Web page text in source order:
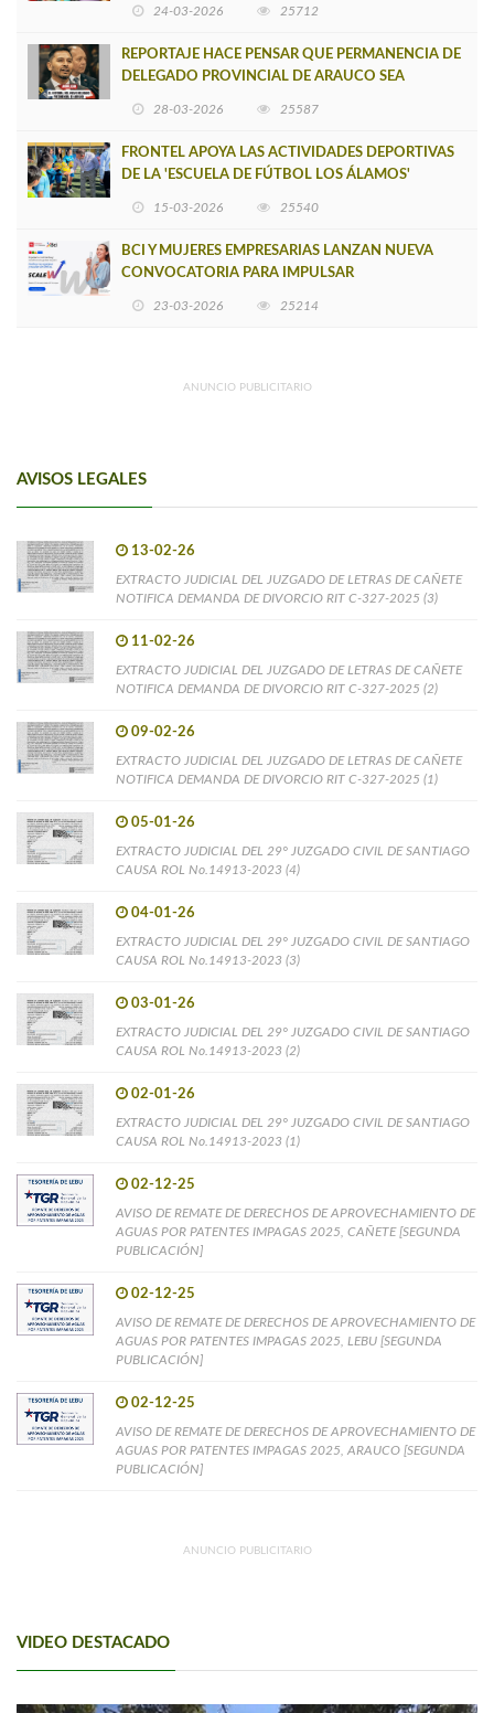
24-03-2026 25712
REPORTAJE HACE PENSAR QUE PERMANENCIA DE
DELEGADO PROVINCIAL DE ARAUCO SEA
28-03-2026 25587
FRONTEL APOYA LAS ACTIVIDADES DEPORTIVAS
DE LA 'ESCUELA DE FÚTBOL LOS ÁLAMOS'
15-03-2026 25540
BCI Y MUJERES EMPRESARIAS LANZAN NUEVA
CONVOCATORIA PARA IMPULSAR
23-03-2026 25214
ANUNCIO PUBLICITARIO
AVISOS LEGALES
13-02-26
EXTRACTO JUDICIAL DEL JUZGADO DE LETRAS DE CAÑETE
NOTIFICA DEMANDA DE DIVORCIO RIT C-327-2025 (3)
11-02-26
EXTRACTO JUDICIAL DEL JUZGADO DE LETRAS DE CAÑETE
NOTIFICA DEMANDA DE DIVORCIO RIT C-327-2025 (2)
09-02-26
EXTRACTO JUDICIAL DEL JUZGADO DE LETRAS DE CAÑETE
NOTIFICA DEMANDA DE DIVORCIO RIT C-327-2025 (1)
05-01-26
EXTRACTO JUDICIAL DEL 29° JUZGADO CIVIL DE SANTIAGO
CAUSA ROL No.14913-2023 (4)
04-01-26
EXTRACTO JUDICIAL DEL 29° JUZGADO CIVIL DE SANTIAGO
CAUSA ROL No.14913-2023 (3)
03-01-26
EXTRACTO JUDICIAL DEL 29° JUZGADO CIVIL DE SANTIAGO
CAUSA ROL No.14913-2023 (2)
02-01-26
EXTRACTO JUDICIAL DEL 29° JUZGADO CIVIL DE SANTIAGO
CAUSA ROL No.14913-2023 (1)
02-12-25
AVISO DE REMATE DE DERECHOS DE APROVECHAMIENTO DE
AGUAS POR PATENTES IMPAGAS 2025, CAÑETE [SEGUNDA
PUBLICACIÓN]
02-12-25
AVISO DE REMATE DE DERECHOS DE APROVECHAMIENTO DE
AGUAS POR PATENTES IMPAGAS 2025, LEBU [SEGUNDA
PUBLICACIÓN]
02-12-25
AVISO DE REMATE DE DERECHOS DE APROVECHAMIENTO DE
AGUAS POR PATENTES IMPAGAS 2025, ARAUCO [SEGUNDA
PUBLICACIÓN]
ANUNCIO PUBLICITARIO
VIDEO DESTACADO